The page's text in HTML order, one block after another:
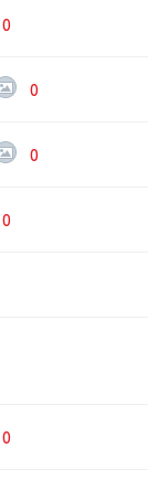
0
0
0
0
0